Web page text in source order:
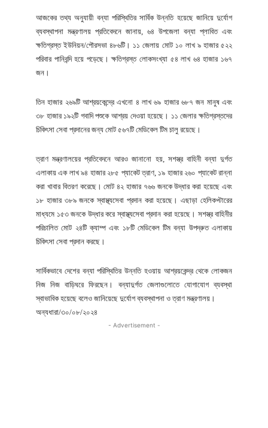
আজকের তথ্য অনুযায়ী বন্যা পরিস্থিতির সার্বিক উন্নতি হয়েছে জানিয়ে দুর্যোগ
ব্যবস্থাপনা মন্ত্রণালয় প্রতিবেদনে জানায়, ৬৪ উপজেলা বন্যা প্লাবিত এবং
ক্ষতিগ্রস্ত ইউনিয়ন/পৌরসভা ৪৮৬টি। ১১ জেলায় মোট ১০ লাখ ৯ হাজার ৫২২
পরিবার পানিবন্দি হয়ে পড়েছে। ক্ষতিগ্রস্ত লোকসংখ্যা ৫৪ লাখ ৬৪ হাজার ১৬৭
জন।
তিন হাজার ২৬৯টি আশ্রয়কেন্দ্রে এখনো ৪ লাখ ৬৯ হাজার ৬৮৭ জন মানুষ এবং
৩৮ হাজার ১৯২টি গবাদি পশুকে আশ্রয় দেওয়া হয়েছে। ১১ জেলার ক্ষতিগ্রস্তদের
চিকিৎসা সেবা প্রদানের জন্য মোট ৫৬৭টি মেডিকেল টিম চালু রয়েছে।
ত্রাণ মন্ত্রণালয়ের প্রতিবেদনে আরও জানানো হয়, সশস্ত্র বাহিনী বন্যা দুর্গত
এলাকায় এক লাখ ৯৪ হাজার ২৮৫ প্যাকেট ত্রাণ, ১৯ হাজার ২৬০ প্যাকেট রান্না
করা খাবার বিতরণ করেছে। মোট ৪২ হাজার ৭৬৬ জনকে উদ্ধার করা হয়েছে এবং
১৮ হাজার ৩৮৯ জনকে স্বাস্থ্যসেবা প্রদান করা হয়েছে। এছাড়া হেলিকপ্টারের
মাধ্যমে ১৫৩ জনকে উদ্ধার করে স্বাস্থ্যসেবা প্রদান করা হয়েছে। সশস্ত্র বাহিনীর
পরিচালিত মোট ২৪টি ক্যাম্প এবং ১৮টি মেডিকেল টিম বন্যা উপদ্রুত এলাকায়
চিকিৎসা সেবা প্রদান করছে।
সার্বিকভাবে দেশের বন্যা পরিস্থিতির উন্নতি হওয়ায় আশ্রয়কেন্দ্র থেকে লোকজন
নিজ নিজ বাড়িঘরে ফিরছেন। বন্যাদুর্গত জেলাগুলোতে যোগাযোগ ব্যবস্থা
স্বাভাবিক হয়েছে বলেও জানিয়েছে দুর্যোগ ব্যবস্থাপনা ও ত্রাণ মন্ত্রণালয়।
অন্যধারা/৩০/০৮/২০২৪
- Advertisement -